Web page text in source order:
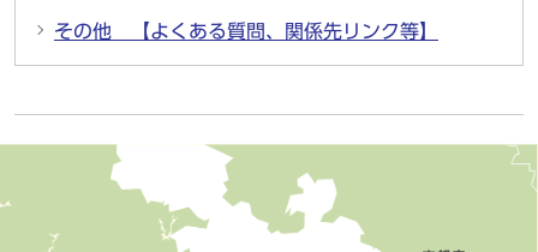
その他 【よくある質問、関係先リンク等】